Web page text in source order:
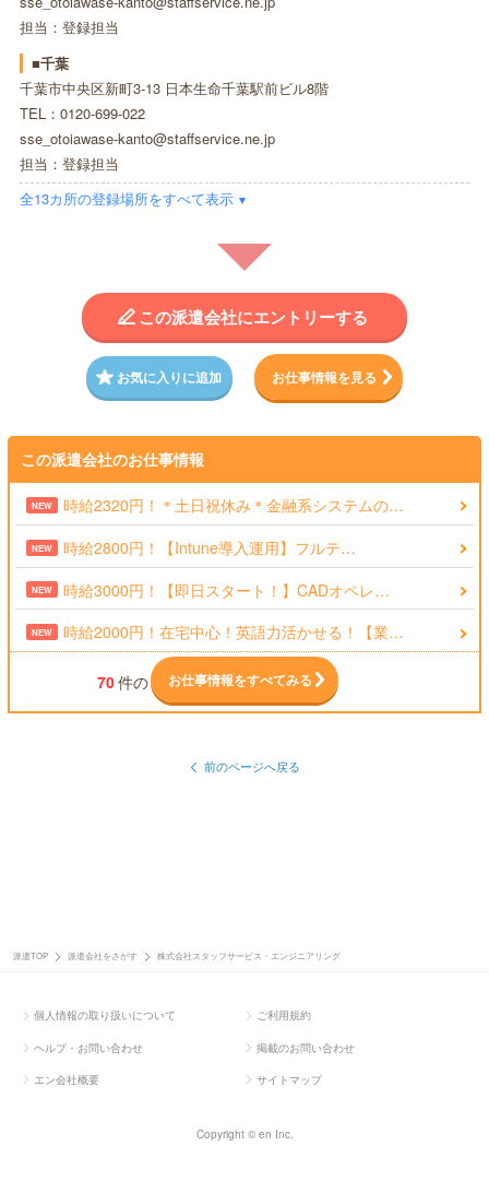
担当：登録担当
■千葉
千葉市中央区新町3-13 日本生命千葉駅前ビル8階
TEL：0120-699-022
sse_otoiawase-kanto@staffservice.ne.jp
担当：登録担当
全13カ所の登録場所をすべて表示
この派遣会社にエントリーする
お気に入りに追加 お仕事情報を見る
この派遣会社のお仕事情報
NEW 時給2320円！＊土日祝休み＊金融系システムの…
NEW 時給2800円！【Intune導入運用】フルテ…
NEW 時給3000円！【即日スタート！】CADオペレ…
NEW 時給2000円！在宅中心！英語力活かせる！【業…
70件の お仕事情報をすべてみる
前のページへ戻る
派遣TOP 派遣会社をさがす 株式会社スタッフサービス・エンジニアリング
個人情報の取り扱いについて ご利用規約
ヘルプ・お問い合わせ 掲載のお問い合わせ
エン会社概要 サイトマップ
Copyright © en Inc.